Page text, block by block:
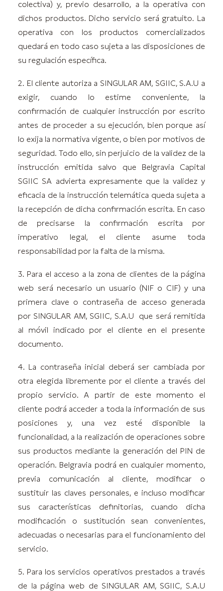
colectiva) y, previo desarrollo, a la operativa con
dichos productos. Dicho servicio será gratuito. La
operativa con los productos comercializados
quedará en todo caso sujeta a las disposiciones de
su regulación específica.
2. El cliente autoriza a SINGULAR AM, SGIIC, S.A.U a
exigir, cuando lo estime conveniente, la
confirmación de cualquier instrucción por escrito
antes de proceder a su ejecución, bien porque así
lo exija la normativa vigente, o bien por motivos de
seguridad. Todo ello, sin perjuicio de la validez de la
instrucción emitida salvo que Belgravia Capital
SGIIC SA advierta expresamente que la validez y
eficacia de la instrucción telemática queda sujeta a
la recepción de dicha confirmación escrita. En caso
de precisarse la confirmación escrita por
imperativo legal, el cliente asume toda
responsabilidad por la falta de la misma.
3. Para el acceso a la zona de clientes de la página
web será necesario un usuario (NIF o CIF) y una
primera clave o contraseña de acceso generada
por SINGULAR AM, SGIIC, S.A.U que será remitida
al móvil indicado por el cliente en el presente
documento.
4. La contraseña inicial deberá ser cambiada por
otra elegida libremente por el cliente a través del
propio servicio. A partir de este momento el
cliente podrá acceder a toda la información de sus
posiciones y, una vez esté disponible la
funcionalidad, a la realización de operaciones sobre
sus productos mediante la generación del PIN de
operación. Belgravia podrá en cualquier momento,
previa comunicación al cliente, modificar o
sustituir las claves personales, e incluso modificar
sus características definitorias, cuando dicha
modificación o sustitución sean convenientes,
adecuadas o necesarias para el funcionamiento del
servicio.
5. Para los servicios operativos prestados a través
de la página web de SINGULAR AM, SGIIC, S.A.U